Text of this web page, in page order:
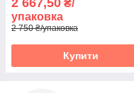
2 667,50 ₴/
упаковка
2 750 ₴/упаковка
Купити